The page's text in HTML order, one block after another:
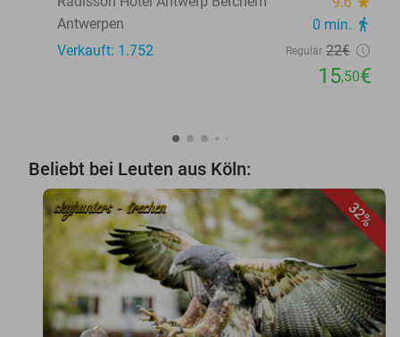
Antwerpen 0 min. directions_walk
Verkauft: 1.752 Regulär 22€
15,50€
Beliebt bei Leuten aus Köln:
32%